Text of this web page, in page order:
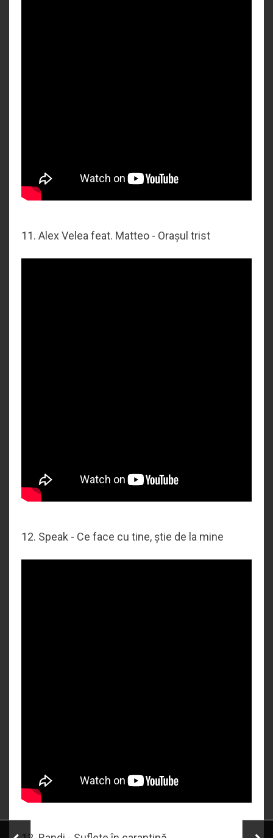
11. Alex Velea feat. Matteo - Orașul trist
12. Speak - Ce face cu tine, știe de la mine